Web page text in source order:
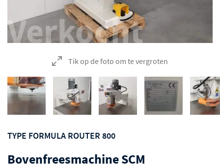
Verkocht
Tik op de foto om te vergroten
TYPE FORMULA ROUTER 800
Bovenfreesmachine SCM